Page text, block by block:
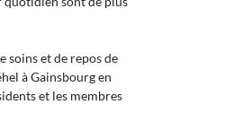
soins et de repos de
à Gainsbourg en
et les membres